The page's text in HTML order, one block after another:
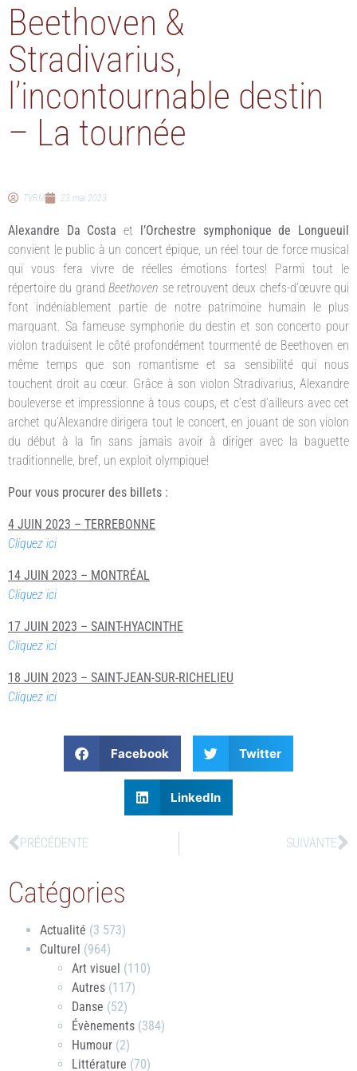
Beethoven &
Stradivarius,
l’incontournable destin
– La tournée
TVRM 23 mai 2023
Alexandre Da Costa et l’Orchestre symphonique de Longueuil
convient le public à un concert épique, un réel tour de force musical
qui vous fera vivre de réelles émotions fortes! Parmi tout le
répertoire du grandBeethoven se retrouvent deux chefs-d’œuvre qui
font indéniablement partie de notre patrimoine humain le plus
marquant. Sa fameuse symphonie du destin et son concerto pour
violon traduisent le côté profondément tourmenté de Beethoven en
même temps que son romantisme et sa sensibilité qui nous
touchent droit au cœur. Grâce à son violon Stradivarius, Alexandre
bouleverse et impressionne à tous coups, et c’est d’ailleurs avec cet
archet qu’Alexandre dirigera tout le concert, en jouant de son violon
du début à la fin sans jamais avoir à diriger avec la baguette
traditionnelle, bref, un exploit olympique!
Pour vous procurer des billets :
4 JUIN 2023 – TERREBONNE
Cliquez ici
14 JUIN 2023 – MONTRÉAL
Cliquez ici
17 JUIN 2023 – SAINT-HYACINTHE
Cliquez ici
18 JUIN 2023 – SAINT-JEAN-SUR-RICHELIEU
Cliquez ici
Facebook Twitter
LinkedIn
PRÉCÉDENTE SUIVANTE
Catégories
Actualité (3 573)
Culturel (964)
Art visuel (110)
Autres (117)
Danse (52)
Évènements (384)
Humour (2)
Littérature (70)